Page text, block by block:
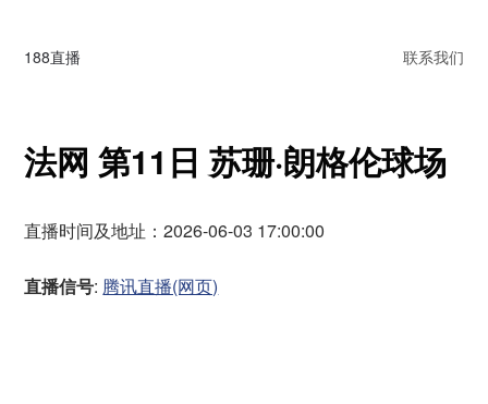
188直播 联系我们
法网 第11日 苏珊·朗格伦球场‌
直播时间及地址：2026-06-03 17:00:00
直播信号: 腾讯直播(网页)